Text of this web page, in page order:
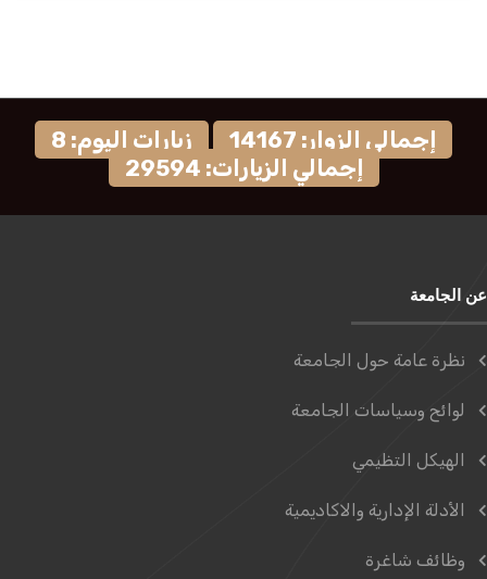
إجمالي الزوار: 14167
زيارات اليوم: 8
إجمالي الزيارات: 29594
عن الجامعة
نظرة عامة حول الجامعة
لوائح وسياسات الجامعة
الهيكل التظيمي
الأدلة الإدارية والاكاديمية
وظائف شاغرة